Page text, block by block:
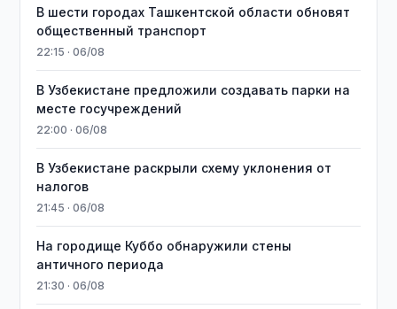
В шести городах Ташкентской области обновят
общественный транспорт
22:15 · 06/08
В Узбекистане предложили создавать парки на
месте госучреждений
22:00 · 06/08
В Узбекистане раскрыли схему уклонения от
налогов
21:45 · 06/08
На городище Куббо обнаружили стены
античного периода
21:30 · 06/08